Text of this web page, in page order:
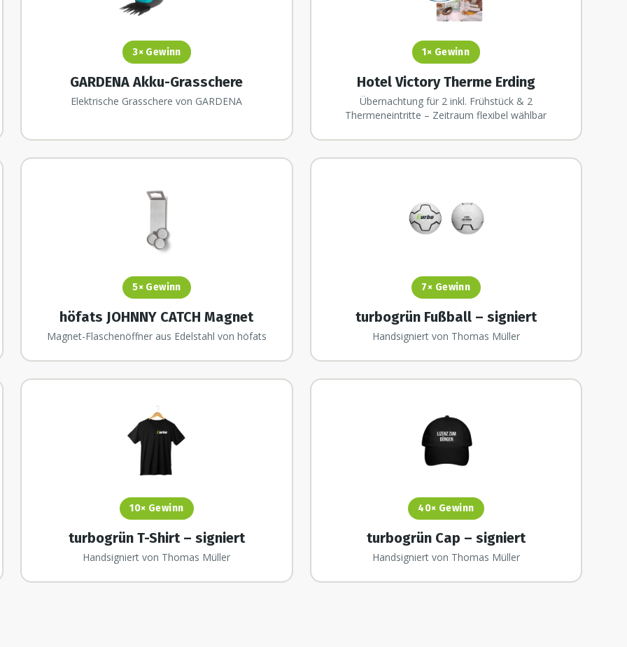
3×Gewinn
GARDENA Akku-Grasschere
Elektrische Grasschere von GARDENA
1× Gewinn
Hotel Victory Therme Erding
Übernachtung für 2 inkl. Frühstück & 2
Thermeneintritte – Zeitraum flexibel wählbar
5×Gewinn
höfats JOHNNY CATCH Magnet
Magnet-Flaschenöffner aus Edelstahl von höfats
7× Gewinn
turbogrün Fußball – signiert
Handsigniert von Thomas Müller
10× Gewinn
turbogrün T-Shirt – signiert
Handsigniert von Thomas Müller
40× Gewinn
turbogrün Cap – signiert
Handsigniert von Thomas Müller